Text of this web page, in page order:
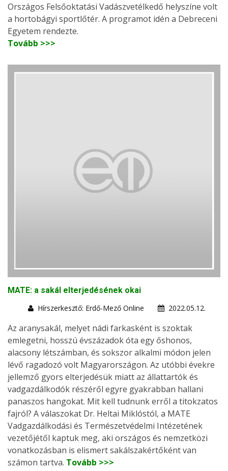
Országos Felsőoktatási Vadászvetélkedő helyszíne volt
a hortobágyi sportlőtér. A programot idén a Debreceni
Egyetem rendezte.
Tovább >>>
MATE: a sakál elterjedésének okai
Hírszerkesztő: Erdő-Mező Online
2022.05.12.
Az aranysakál, melyet nádi farkasként is szoktak
emlegetni, hosszú évszázadok óta egy őshonos,
alacsony létszámban, és sokszor alkalmi módon jelen
lévő ragadozó volt Magyarországon. Az utóbbi évekre
jellemző gyors elterjedésük miatt az állattartók és
vadgazdálkodók részéről egyre gyakrabban hallani
panaszos hangokat. Mit kell tudnunk erről a titokzatos
fajról? A válaszokat Dr. Heltai Miklóstól, a MATE
Vadgazdálkodási és Természetvédelmi Intézetének
vezetőjétől kaptuk meg, aki országos és nemzetközi
vonatkozásban is elismert sakálszakértőként van
számon tartva. Tovább >>>